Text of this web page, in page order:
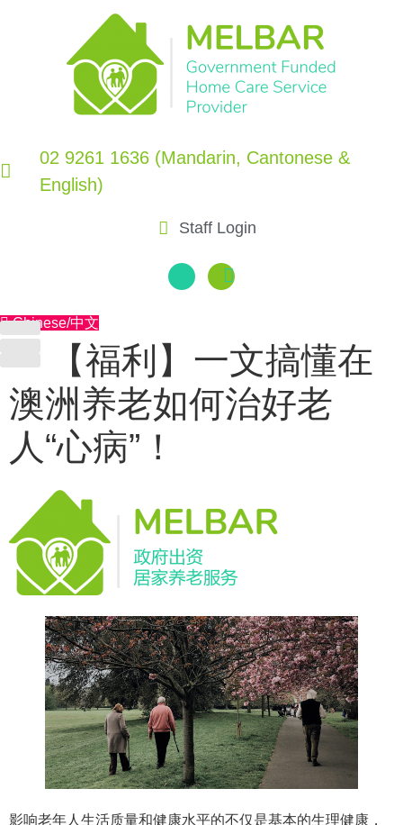
02 9261 1636 (Mandarin, Cantonese &
English)
Staff Login
Chinese/中文
【福利】一文搞懂在
澳洲养老如何治好老
人“心病”！
影响老年人生活质量和健康水平的不仅是基本的生理健康，